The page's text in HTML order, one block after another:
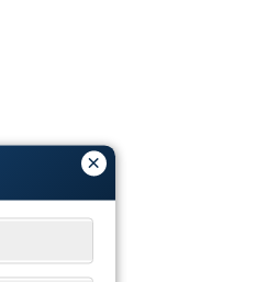
×